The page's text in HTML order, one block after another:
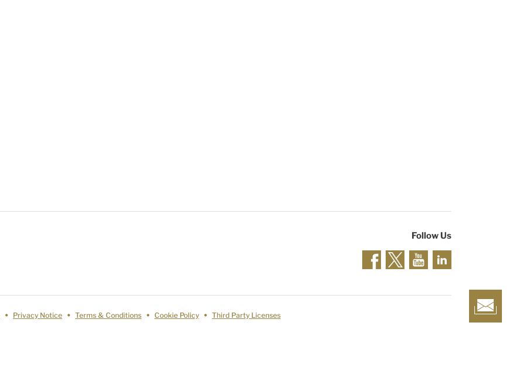
Follow Us
Privacy Notice Terms & Conditions Cookie Policy Third Party Licenses